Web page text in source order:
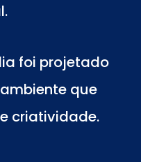
foi projetado
que
criatividade.